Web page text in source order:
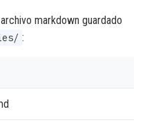
markdown guardado
: